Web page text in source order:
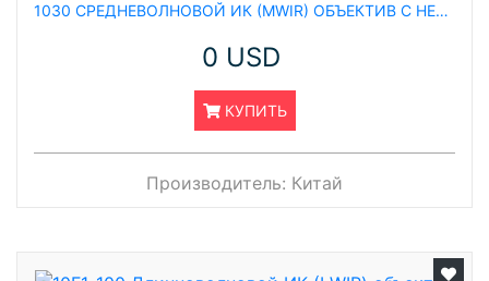
1030 СРЕДНЕВОЛНОВОЙ ИК (MWIR) ОБЪЕКТИВ С НЕПРЕРЫВНЫМ ЗУМОМ 10–300 ММ (С ЭЛЕКТРОПРИВОДОМ)
0 USD
КУПИТЬ
Производитель: Китай